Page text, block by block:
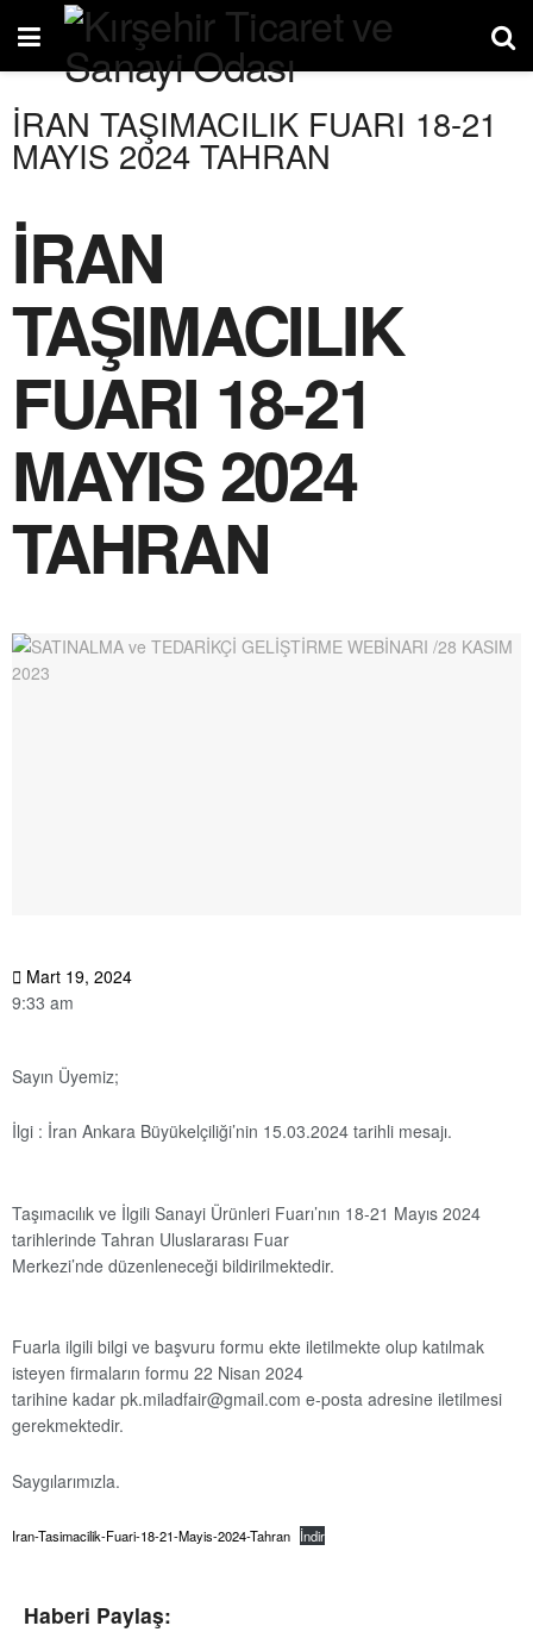
İRAN TAŞIMACILIK FUARI 18-21
MAYIS 2024 TAHRAN
İRAN
TAŞIMACILIK
FUARI 18-21
MAYIS 2024
TAHRAN
Mart 19, 2024
9:33 am
Sayın Üyemiz;
İlgi : İran Ankara Büyükelçiliği’nin 15.03.2024 tarihli mesajı.
Taşımacılık ve İlgili Sanayi Ürünleri Fuarı’nın 18-21 Mayıs 2024
tarihlerinde Tahran Uluslararası Fuar
Merkezi’nde düzenleneceği bildirilmektedir.
Fuarla ilgili bilgi ve başvuru formu ekte iletilmekte olup katılmak
isteyen firmaların formu 22 Nisan 2024
tarihine kadar pk.miladfair@gmail.com e-posta adresine iletilmesi
gerekmektedir.
Saygılarımızla.
Iran-Tasimacilik-Fuari-18-21-Mayis-2024-Tahran İndir
Haberi Paylaş: